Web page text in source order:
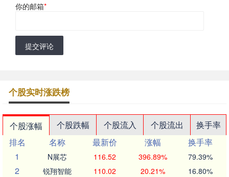
你的邮箱*
提交评论
个股实时涨跌榜
个股涨幅 个股跌幅 个股流入 个股流出
换手率
排名
名称 最新价 涨幅
换手率
1
N展芯 116.52 396.89% 79.39%
2 锐翔智能 110.02 20.21% 16.80%